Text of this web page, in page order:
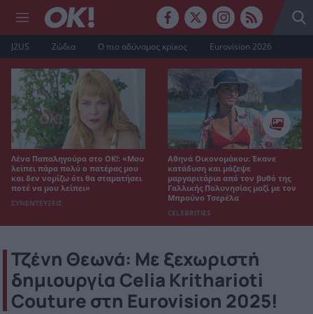
J2US Ζώδια Ο πιο αδύναμος κρίκος Eurovision 2026
Λένα Παπαληγούρα στο ΟΚ!: «Μου
λείπει πάρα πολύ ο πατέρας μου
και δεν νομίζω ότι θα σταματήσει
ποτέ να μου λείπει»
ΣΥΝΕΝΤΕΥΞΕΙΣ
Αθηνά Οικονομάκου: Έκανε
κατάδυση και μάζεψε
μαργαριτάρια από τον βυθό της
Γαλλικής Πολυνησίας μαζί με τον
Μπρούνο Τσερέλα
CELEBRITIES
Τζένη Θεωνά: Mε ξεχωριστή
δημιουργία Celia Kritharioti
Couture στη Eurovision 2025!